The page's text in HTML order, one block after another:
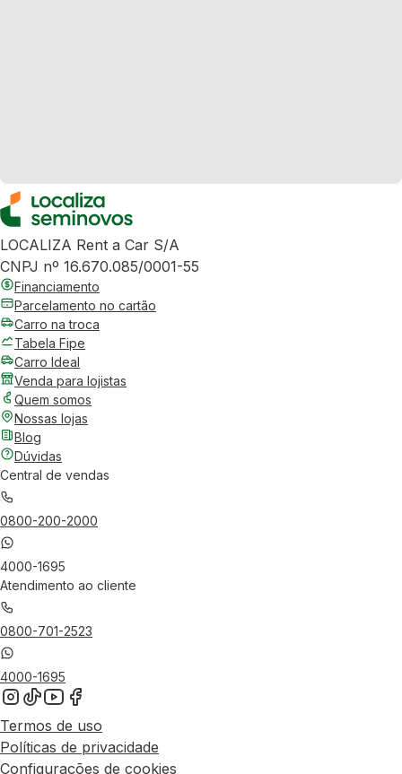
LOCALIZA Rent a Car S/A
CNPJ nº 16.670.085/0001-55
Financiamento
Parcelamento no cartão
Carro na troca
Tabela Fipe
Carro Ideal
Venda para lojistas
Quem somos
Nossas lojas
Blog
Dúvidas
Central de vendas
0800-200-2000
4000-1695
Atendimento ao cliente
0800-701-2523
4000-1695
Termos de uso
Políticas de privacidade
Configurações de cookies